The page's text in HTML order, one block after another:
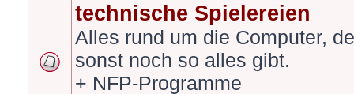
technische Spielereien
Alles rund um die Computer,
sonst noch so alles gibt.
+ NFP-Programme